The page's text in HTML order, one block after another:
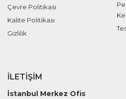
Çevre Politikası
Kalite Politikası
Gizlilik
İLETIŞIM
İstanbul Merkez Ofis